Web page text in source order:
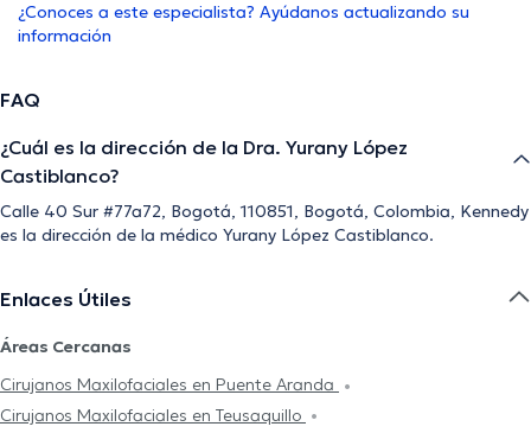
¿Conoces a este especialista? Ayúdanos actualizando su
información
FAQ
¿Cuál es la dirección de la Dra. Yurany López
Castiblanco?
Calle 40 Sur #77a72, Bogotá, 110851, Bogotá, Colombia, Kennedy
es la dirección de la médico Yurany López Castiblanco.
Enlaces Útiles
Áreas Cercanas
Cirujanos Maxilofaciales en Puente Aranda
Cirujanos Maxilofaciales en Teusaquillo